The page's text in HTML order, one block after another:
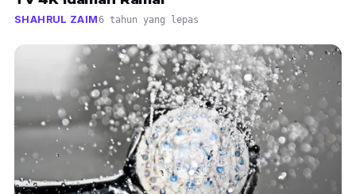
SHAHRUL ZAIM6 tahun yang lepas